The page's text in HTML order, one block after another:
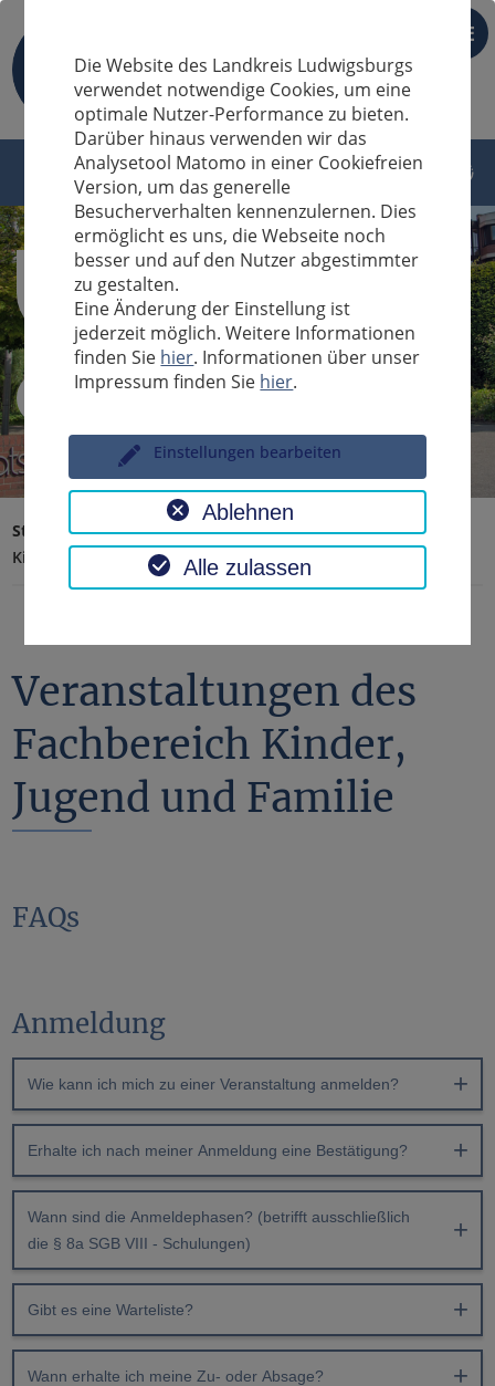
DE
Sucheingabe
Startseite
Soziales, Jugend, Familie
Kinder & Jugendliche
Veranstaltungen des
Fachbereich Kinder,
Jugend und Familie
FAQs
Anmeldung
Wie kann ich mich zu einer Veranstaltung anmelden?
Erhalte ich nach meiner Anmeldung eine Bestätigung?
Wann sind die Anmeldephasen? (betrifft ausschließlich
die § 8a SGB VIII - Schulungen)
Gibt es eine Warteliste?
Wann erhalte ich meine Zu- oder Absage?
Die Website des Landkreis Ludwigsburgs
verwendet notwendige Cookies, um eine
optimale Nutzer-Performance zu bieten.
Darüber hinaus verwenden wir das
Analysetool Matomo in einer Cookiefreien
Version, um das generelle
Besucherverhalten kennenzulernen. Dies
ermöglicht es uns, die Webseite noch
besser und auf den Nutzer abgestimmter
zu gestalten.
Eine Änderung der Einstellung ist
jederzeit möglich. Weitere Informationen
finden Sie hier. Informationen über unser
Impressum finden Sie hier.
Einstellungen bearbeiten
Ablehnen
Alle zulassen